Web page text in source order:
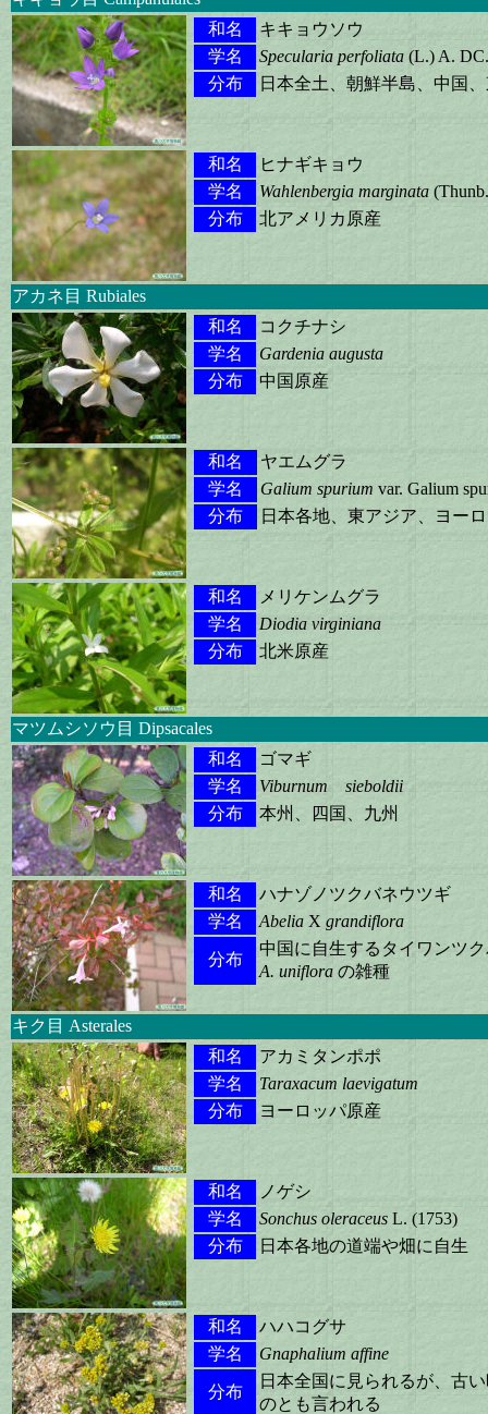
和名
キキョウソウ
学名
Specularia perfoliata (L.) A. DC.
分布
日本全土、朝鮮半島、中国
和名
ヒナギキョウ
学名
Wahlenbergia marginata
分布
北アメリカ原産
アカネ目 Rubiales
和名
コクチナシ
学名
Gardenia augusta
分布
中国原産
和名
ヤエムグラ
学名
Galium spurium var. Galium
分布
日本各地、東アジア、ヨー
和名
メリケンムグラ
学名
Diodia virginiana
分布
北米原産
マツムシソウ目 Dipsacales
和名
ゴマギ
学名
Viburnum sieboldii
分布
本州、四国、九州
和名
ハナゾノツクバネウツギ
学名
Abelia X grandiflora
分布
中国に自生するタイワンツ
A. uniflora の雑種
キク目 Asterales
和名
アカミタンポポ
学名
Taraxacum laevigatum
分布
ヨーロッパ原産
和名
ノゲシ
学名
Sonchus oleraceus L. (1753)
分布
日本各地の道端や畑に自生
和名
ハハコグサ
学名
Gnaphalium affine
分布
日本全国に見られるが、古
のとも言われる